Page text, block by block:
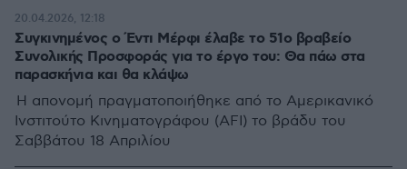
Συγκινημένος ο Έντι Μέρφι έλαβε το 51o βραβείο
Συνολικής Προσφοράς για το έργο του: Θα πάω στα
παρασκήνια και θα κλάψω
Η απονομή πραγματοποιήθηκε από το Αμερικανικό
Ινστιτούτο Κινηματογράφου (AFI) το βράδυ του
Σαββάτου 18 Απριλίου
20.04.2026, 12:18